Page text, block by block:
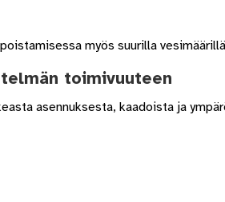
myös suurilla
toimivuuteen
asennuksesta, kaadoista ja